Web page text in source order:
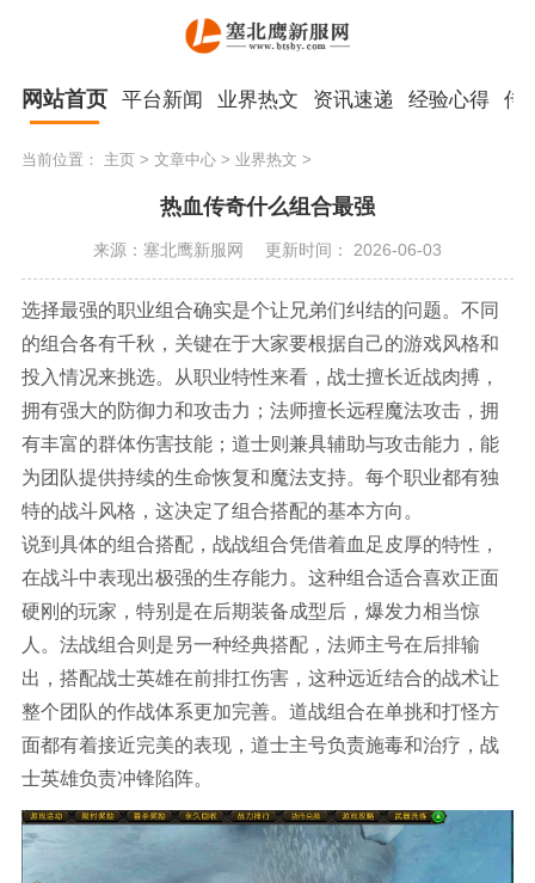
网站首页 平台新闻 业界热文 资讯速递 经验心得 传
当前位置： 主页> 文章中心> 业界热文 >
热血传奇什么组合最强
来源：塞北鹰新服网 更新时间： 2026-06-03
选择最强的职业组合确实是个让兄弟们纠结的问题。不同
的组合各有千秋，关键在于大家要根据自己的游戏风格和
投入情况来挑选。从职业特性来看，战士擅长近战肉搏，
拥有强大的防御力和攻击力；法师擅长远程魔法攻击，拥
有丰富的群体伤害技能；道士则兼具辅助与攻击能力，能
为团队提供持续的生命恢复和魔法支持。每个职业都有独
特的战斗风格，这决定了组合搭配的基本方向。
说到具体的组合搭配，战战组合凭借着血足皮厚的特性，
在战斗中表现出极强的生存能力。这种组合适合喜欢正面
硬刚的玩家，特别是在后期装备成型后，爆发力相当惊
人。法战组合则是另一种经典搭配，法师主号在后排输
出，搭配战士英雄在前排扛伤害，这种远近结合的战术让
整个团队的作战体系更加完善。道战组合在单挑和打怪方
面都有着接近完美的表现，道士主号负责施毒和治疗，战
士英雄负责冲锋陷阵。